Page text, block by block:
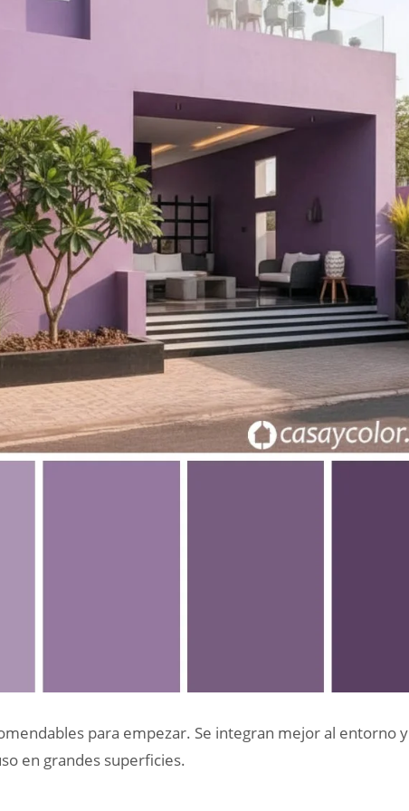
para empezar. Se integran mejor al entorno y
en grandes superficies.